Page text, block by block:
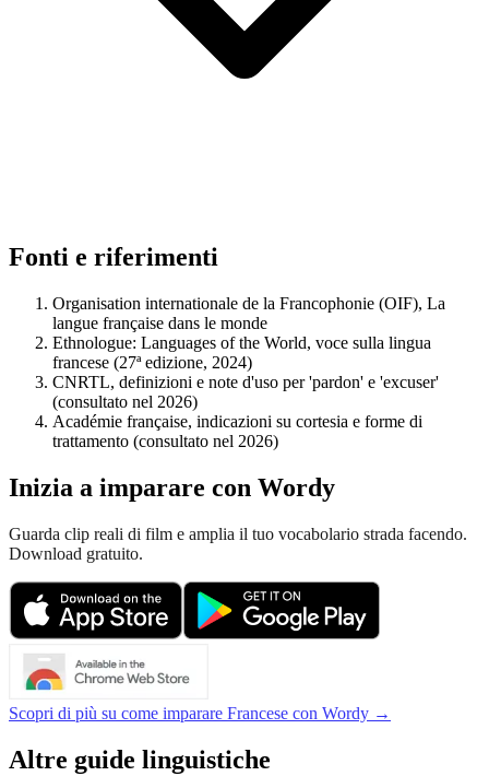
Fonti e riferimenti
Organisation internationale de la Francophonie (OIF), La
langue française dans le monde
Ethnologue: Languages of the World, voce sulla lingua
francese (27ª edizione, 2024)
CNRTL, definizioni e note d'uso per 'pardon' e 'excuser'
(consultato nel 2026)
Académie française, indicazioni su cortesia e forme di
trattamento (consultato nel 2026)
Inizia a imparare con Wordy
Guarda clip reali di film e amplia il tuo vocabolario strada facendo.
Download gratuito.
Scopri di più su come imparare Francese con Wordy →
Altre guide linguistiche